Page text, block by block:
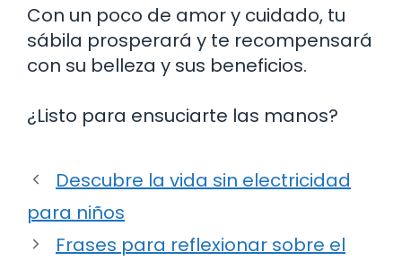
Con un poco de amor y cuidado, tu
sábila prosperará y te recompensará
con su belleza y sus beneficios.
¿Listo para ensuciarte las manos?
Descubre la vida sin electricidad
para niños
Frases para reflexionar sobre el